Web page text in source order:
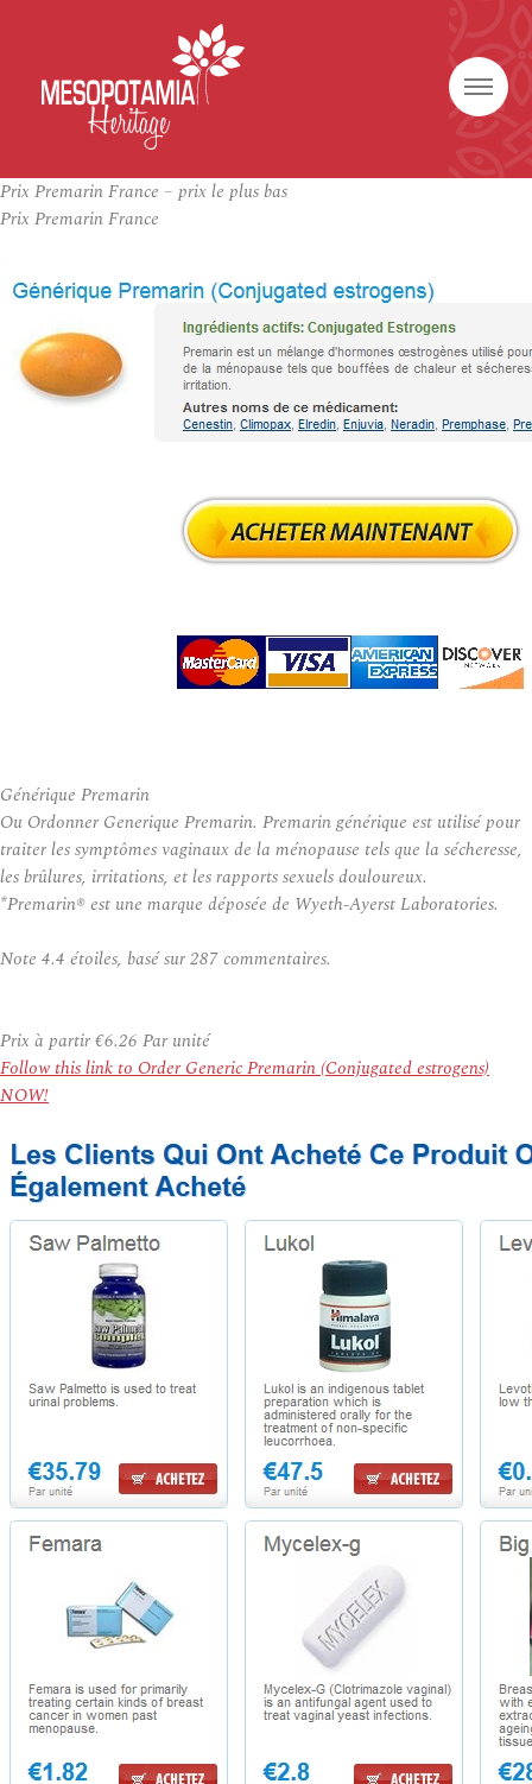
Prix Premarin France – prix le plus bas
Prix Premarin France
Générique Premarin
Ou Ordonner Generique Premarin. Premarin générique est utilisé pour
traiter les symptômes vaginaux de la ménopause tels que la sécheresse,
les brûlures, irritations, et les rapports sexuels douloureux.
*Premarin® est une marque déposée de Wyeth-Ayerst Laboratories.
Note 4.4 étoiles, basé sur287commentaires.
Prix à partir€6.26 Par unité
Follow this link to Order Generic Premarin (Conjugated estrogens)
NOW!